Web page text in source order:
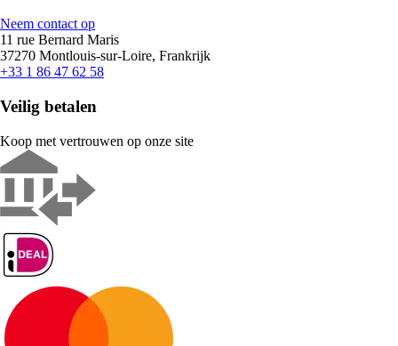
Neem contact op
11 rue Bernard Maris
37270 Montlouis-sur-Loire, Frankrijk
+33 1 86 47 62 58
Veilig betalen
Koop met vertrouwen op onze site